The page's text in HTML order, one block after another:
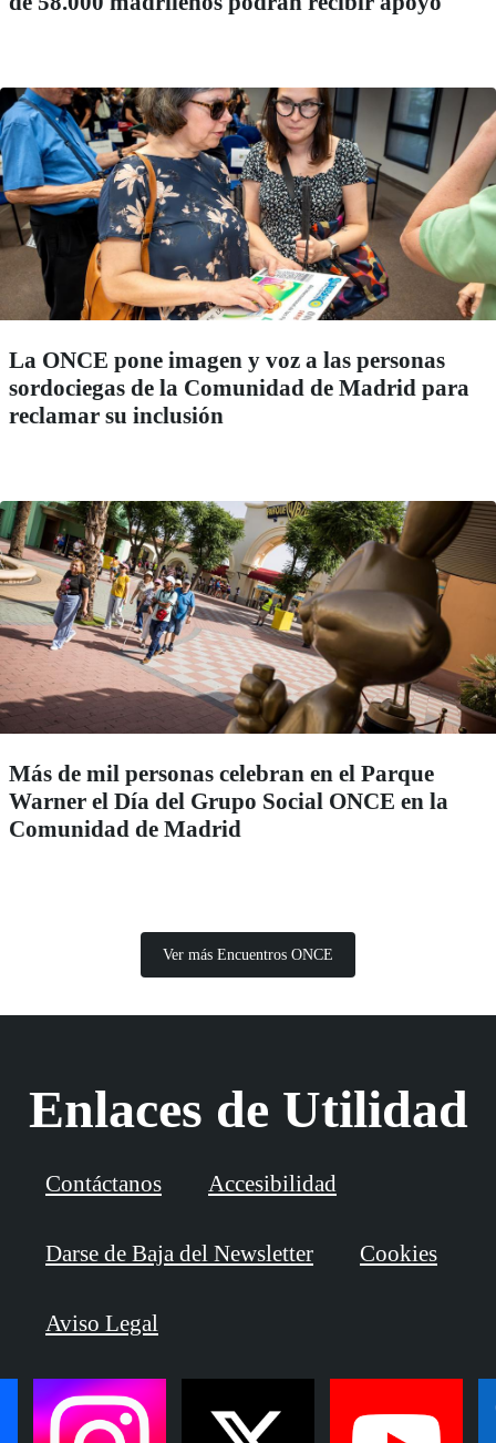
La ONCE pone imagen y voz a las personas
sordociegas de la Comunidad de Madrid para
reclamar su inclusión
Más de mil personas celebran en el Parque
Warner el Día del Grupo Social ONCE en la
Comunidad de Madrid
Ver más Encuentros ONCE
Enlaces de Utilidad
Contáctanos Accesibilidad
Darse de Baja del Newsletter Cookies
Aviso Legal